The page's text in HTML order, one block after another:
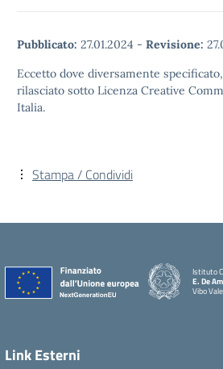
Pubblicato: 27.01.2024 - Revisione:
Eccetto dove diversamente
rilasciato sotto Licenza Creative
Italia.
Stampa / Condividi
Istituto
E. De
Vibo
Link Esterni